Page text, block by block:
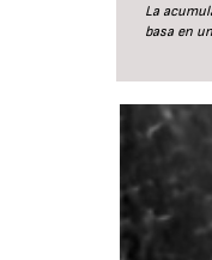
La
basa en